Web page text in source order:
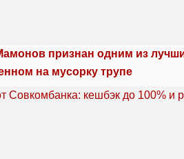
признан одним из
на мусорку трупе